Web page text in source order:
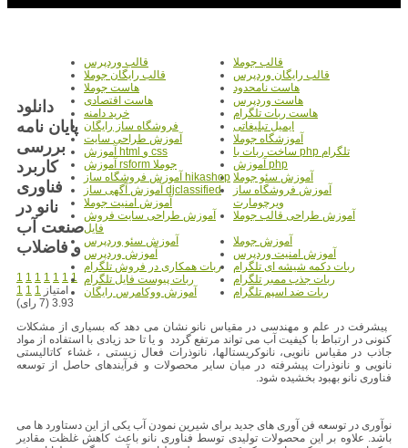
قالب جوملا
قالب وردپرس
قالب رایگان وردپرس
قالب رایگان جوملا
هاست نامحدود
هاست جوملا
هاست وردپرس
هاست اقتصادی
هاست ربات تلگرام
خرید دامنه
ایمیل تبلیغاتی
فروشگاه ساز رایگان
آموزشگاه جوملا
آموزش طراحی سایت
ساخت ربات با php تلگرام
آموزش html و css
آموزش php
آموزش rsform جوملا
آموزش سئو جوملا آموزش فروشگاه ساز hikashop
آموزش فروشگاه ساز
ویرچومارت
آموزش آگهی ساز djclassified
آموزش امنیت جوملا
آموزش طراحی قالب جوملا
آموزش طراحی سایت فروش
فایل
آموزش جوملا
آموزش سئو وردپرس
آموزش امنیت وردپرس
آموزش وردپرس
ربات دکمه شیشه ای تلگرام
ربات همکاری در فروش تلگرام
ربات جذب ممبر تلگرام
ربات پیوست فایل تلگرام
ربات ضد اسپم تلگرام
آموزش ووکامرس رایگان
دانلود
پایان نامه
بررسی
کاربرد
فناوری
نانو در
صنعت آب
و فاضلاب
1 1 1 1 1 1 1
1 1 1 امتیاز
3.93 (7 رای)
پیشرفت در علم و مهندسی در مقیاس نانو نشان می دهد که بسیاری از مشکلات
کنونی در ارتباط با کیفیت آب می تواند مرتفع گردد و یا تا حد زیادی با استفاده از مواد
جاذب در مقیاس نانویی، نانوکریستالها، نانوذرات فعال زیستی ، غشاء کاتالیستی
نانویی و نانوذرات پیشرفته در میان سایر محصولات و فرآیندهای حاصل از توسعه
فناوری نانو بهبود بخشیده شود.
نوآوری در توسعه فن آوری های جدید برای شیرین نمودن آب یکی از این دستاورد ها می
باشد. علاوه بر این محصولات تولیدی توسط فناوری نانو باعث کاهش غلظت مقادیر